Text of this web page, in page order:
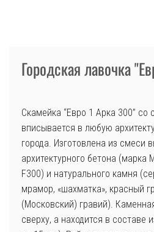
Городская лавочка
Скамейка “Евро 1 Арка 300” со
вписывается в любую
города. Изготовлена из смеси
архитектурного бетона (марка
F300) и натурального камня
мрамор, «шахматка», красный
(Московский) гравий).
сверху, а находится в составе